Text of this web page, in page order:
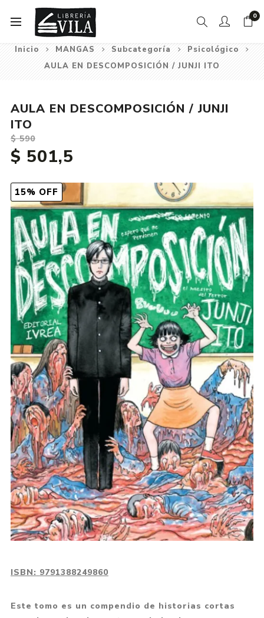
0
Inicio MANGAS Subcategoría
Psicológico
AULA EN DESCOMPOSICIÓN / JUNJI ITO
15% OFF
AULA EN DESCOMPOSICIÓN / JUNJI
ITO
$ 590
$ 501,5
ISBN: 9791388249860
Este tomo es un compendio de historias cortas